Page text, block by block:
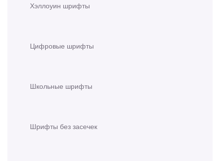
Хэллоуин шрифты
Цифровые шрифты
Школьные шрифты
Шрифты без засечек